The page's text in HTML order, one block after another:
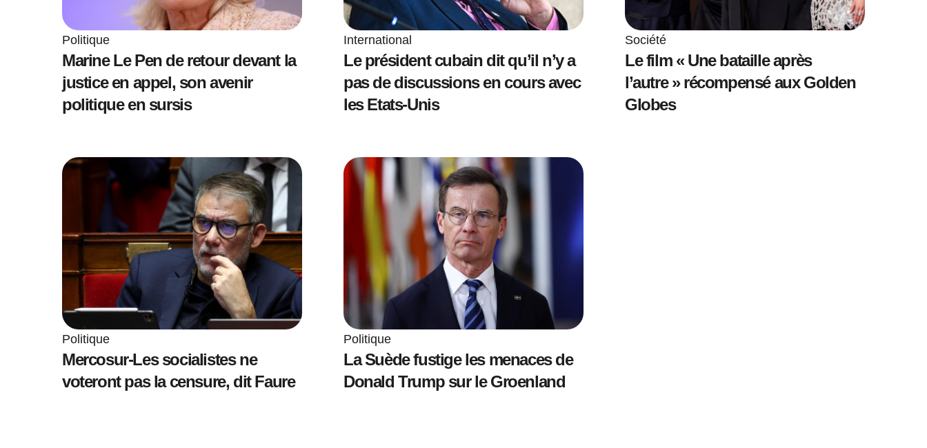
Politique
Marine Le Pen de retour devant la
justice en appel, son avenir
politique en sursis
International
Le président cubain dit qu’il n’y a
pas de discussions en cours avec
les Etats-Unis
Société
Le film « Une bataille après
l’autre » récompensé aux Golden
Globes
Politique
Mercosur-Les socialistes ne
voteront pas la censure, dit Faure
Politique
La Suède fustige les menaces de
Donald Trump sur le Groenland